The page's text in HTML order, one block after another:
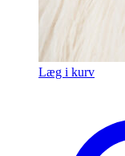
Læg i kurv